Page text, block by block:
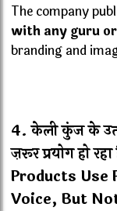
The company
with any guru
branding and
4.केली कुंज के
ज़रूर प्रयोग हो रहा
Products Use
Voice, But